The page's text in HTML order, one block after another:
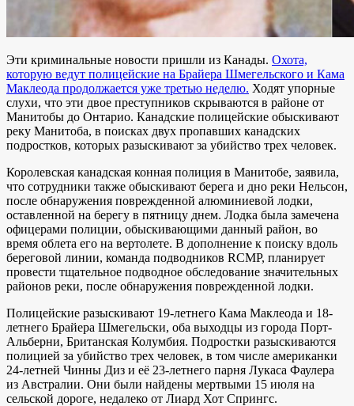
Эти криминальные новости пришли из Канады. Охота,
которую ведут полицейские на Брайера Шмегельского и Кама
Маклеода продолжается уже третью неделю. Ходят упорные
слухи, что эти двое преступников скрываются в районе от
Манитобы до Онтарио. Канадские полицейские обыскивают
реку Манитоба, в поисках двух пропавших канадских
подростков, которых разыскивают за убийство трех человек.
Королевская канадская конная полиция в Манитобе, заявила,
что сотрудники также обыскивают берега и дно реки Нельсон,
после обнаружения поврежденной алюминиевой лодки,
оставленной на берегу в пятницу днем. Лодка была замечена
офицерами полиции, обыскивающими данный район, во
время облета его на вертолете. В дополнение к поиску вдоль
береговой линии, команда подводников RCMP, планирует
провести тщательное подводное обследование значительных
районов реки, после обнаружения поврежденной лодки.
Полицейские разыскивают 19-летнего Кама Маклеода и 18-
летнего Брайера Шмегельски, оба выходцы из города Порт-
Альберни, Британская Колумбия. Подростки разыскиваются
полицией за убийство трех человек, в том числе американки
24-летней Чинны Диз и её 23-летнего парня Лукаса Фаулера
из Австралии. Они были найдены мертвыми 15 июля на
сельской дороге, недалеко от Лиард Хот Спрингс.